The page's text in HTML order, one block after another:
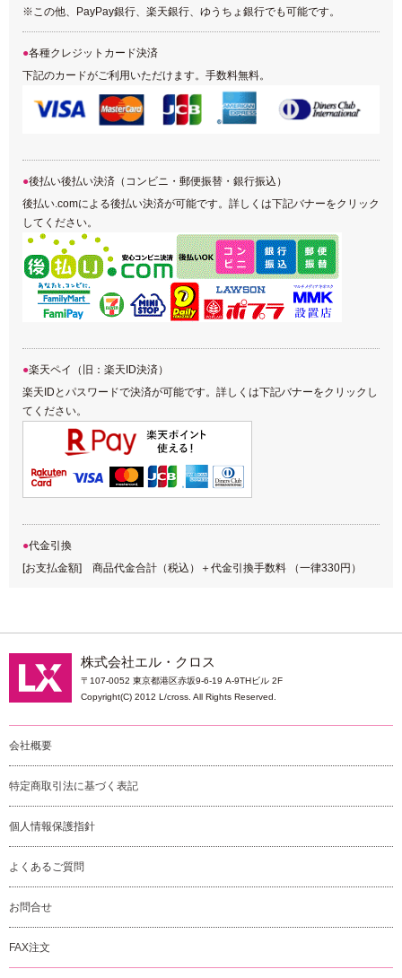
※この他、PayPay銀行、楽天銀行、ゆうちょ銀行でも可能です。
各種クレジットカード決済
下記のカードがご利用いただけます。手数料無料。
後払い後払い決済（コンビニ・郵便振替・銀行振込）
後払い.comによる後払い決済が可能です。詳しくは下記バナーをクリック
してください。
楽天ペイ（旧：楽天ID決済）
楽天IDとパスワードで決済が可能です。詳しくは下記バナーをクリックし
てください。
代金引換
[お支払金額] 商品代金合計（税込）＋代金引換手数料 （一律330円）
株式会社エル・クロス
〒107-0052 東京都港区赤坂9-6-19 A-9THビル 2F
Copyright(C) 2012 L/cross. All Rights Reserved.
会社概要
特定商取引法に基づく表記
個人情報保護指針
よくあるご質問
お問合せ
FAX注文